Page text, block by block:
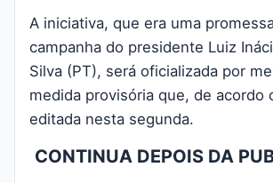
A iniciativa, que era uma
campanha do presidente Luiz
Silva (PT), será oficializada por
medida provisória que, de acordo
editada nesta segunda.
CONTINUA DEPOIS DA